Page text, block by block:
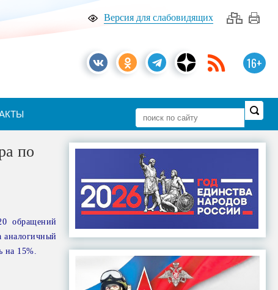
Версия для слабовидящих
16+
по
обращений
аналогичный
на 15%.